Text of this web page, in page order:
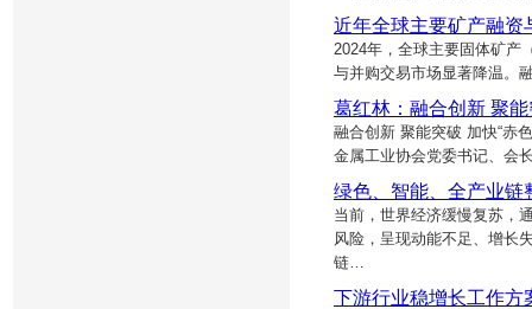
近年全球主要矿产融资
2024年，全球主要固体矿产
与并购交易市场显著降温。
葛红林：融合创新 聚能
融合创新 聚能突破 加快“赤
金属工业协会党委书记、会
绿色、智能、全产业
当前，世界经济缓慢复苏，
风险，呈现动能不足、增长
链…
下游行业稳增长工作方